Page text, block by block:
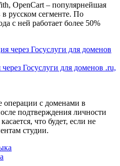
OpenCart – популярнейшая
русском сегменте. По
с ней работает более 50%
Госуслуги для доменов .ru,
операции с доменами в
подтверждения личности
что будет, если не
студии.